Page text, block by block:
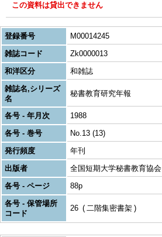
この資料は貸出できません
登録番号
M00014245
雑誌コード
Zk0000013
和洋区分
和雑誌
雑誌名,シリーズ
名
秘書教育研究年報
各号 - 年月次
1988
各号 - 巻号
No.13 (13)
発行頻度
年刊
出版者
全国短期大学秘書教育協会
各号 - ページ
88p
各号 - 保管場所
コード
26 二階集密書架